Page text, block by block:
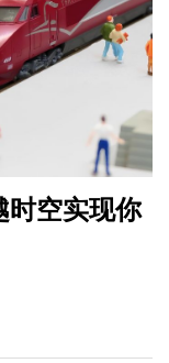
时空实现你